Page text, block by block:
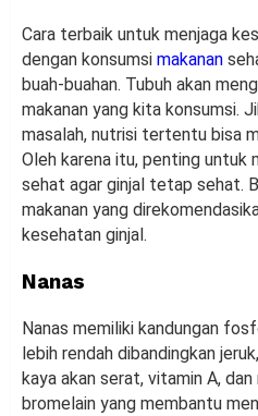
Cara terbaik untuk menjaga
dengan konsumsi makanan
buah-buahan. Tubuh akan
makanan yang kita konsumsi.
masalah, nutrisi tertentu bisa
Oleh karena itu, penting untuk
sehat agar ginjal tetap sehat.
makanan yang
kesehatan ginjal.
Nanas
Nanas memiliki kandungan
lebih rendah dibandingkan
kaya akan serat, vitamin A,
bromelain yang membantu